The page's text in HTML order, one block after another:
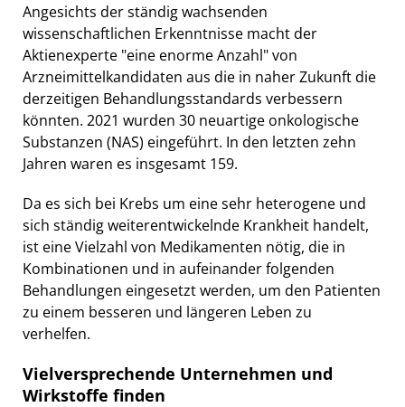
Angesichts der ständig wachsenden
wissenschaftlichen Erkenntnisse macht der
Aktienexperte "eine enorme Anzahl" von
Arzneimittelkandidaten aus die in naher Zukunft die
derzeitigen Behandlungsstandards verbessern
könnten. 2021 wurden 30 neuartige onkologische
Substanzen (NAS) eingeführt. In den letzten zehn
Jahren waren es insgesamt 159.
Da es sich bei Krebs um eine sehr heterogene und
sich ständig weiterentwickelnde Krankheit handelt,
ist eine Vielzahl von Medikamenten nötig, die in
Kombinationen und in aufeinander folgenden
Behandlungen eingesetzt werden, um den Patienten
zu einem besseren und längeren Leben zu
verhelfen.
Vielversprechende Unternehmen und
Wirkstoffe finden